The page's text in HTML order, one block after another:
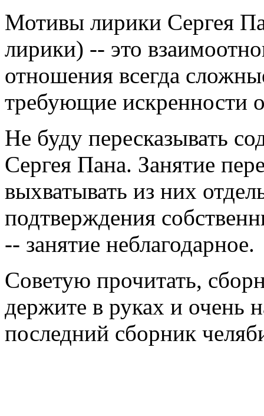
Мотивы лирики Сергея
лирики) -- это
отношения всегда
требующие искренности
Не буду пересказывать
Сергея Пана. Занятие
выхватывать из них
подтверждения
-- занятие неблагодарное.
Советую прочитать,
держите в руках и очень
последний сборник